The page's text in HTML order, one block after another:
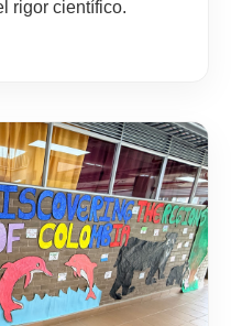
rigor científico.